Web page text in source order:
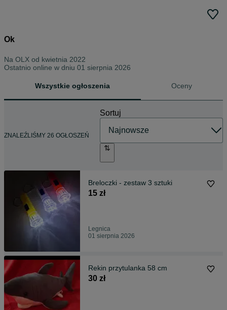
Ok
Na OLX od kwietnia 2022
Ostatnio online w dniu 01 sierpnia 2026
Wszystkie ogłoszenia Oceny
ZNALEŹLIŚMY 26 OGŁOSZEŃ
Sortuj
Breloczki - zestaw 3 sztuki
15 zł
Legnica
01 sierpnia 2026
Rekin przytulanka 58 cm
30 zł